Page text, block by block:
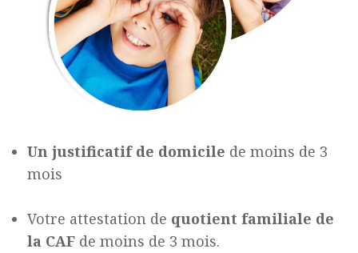
Un justificatif de domicile de moins de 3
mois
Votre attestation de quotient familiale de
la CAFde moins de 3 mois.